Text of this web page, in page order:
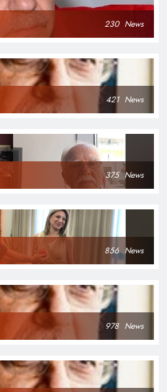
230 News
421 News
375 News
856 News
978 News